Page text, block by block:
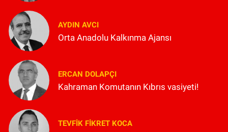
AYDIN AVCI
Orta Anadolu Kalkınma Ajansı
ERCAN DOLAPÇI
Kahraman Komutanın Kıbrıs vasiyeti!
TEVFIK FIKRET KOCA